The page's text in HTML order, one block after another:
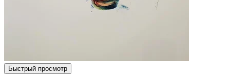
Быстрый просмотр